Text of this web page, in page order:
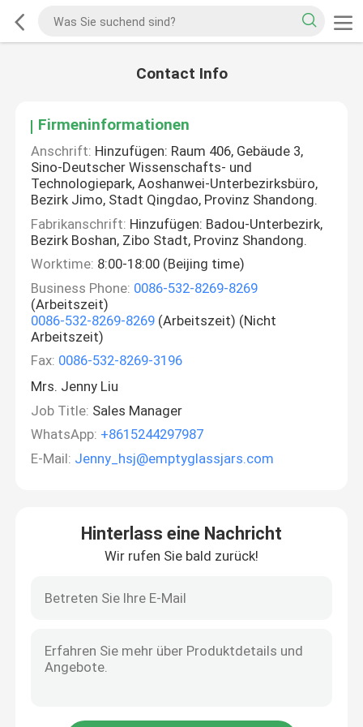
Contact Info
Firmeninformationen
Anschrift: Hinzufügen: Raum 406, Gebäude 3,
Sino-Deutscher Wissenschafts- und
Technologiepark, Aoshanwei-Unterbezirksbüro,
Bezirk Jimo, Stadt Qingdao, Provinz Shandong.
Fabrikanschrift: Hinzufügen: Badou-Unterbezirk,
Bezirk Boshan, Zibo Stadt, Provinz Shandong.
Worktime: 8:00-18:00 (Beijing time)
Business Phone: 0086-532-8269-8269
(Arbeitszeit)
0086-532-8269-8269 (Arbeitszeit) (Nicht
Arbeitszeit)
Fax: 0086-532-8269-3196
Mrs. Jenny Liu
Job Title: Sales Manager
WhatsApp: +8615244297987
E-Mail: Jenny_hsj@emptyglassjars.com
Hinterlass eine Nachricht
Wir rufen Sie bald zurück!